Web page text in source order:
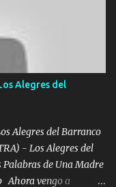
DE LA RANA 🐸
Música Al
necesidad no porque
y nunca con la
ando de enamorado
Alegres del
Alegres del Barranco
- Los Alegres del
de Una Madre
Ahora vengo a